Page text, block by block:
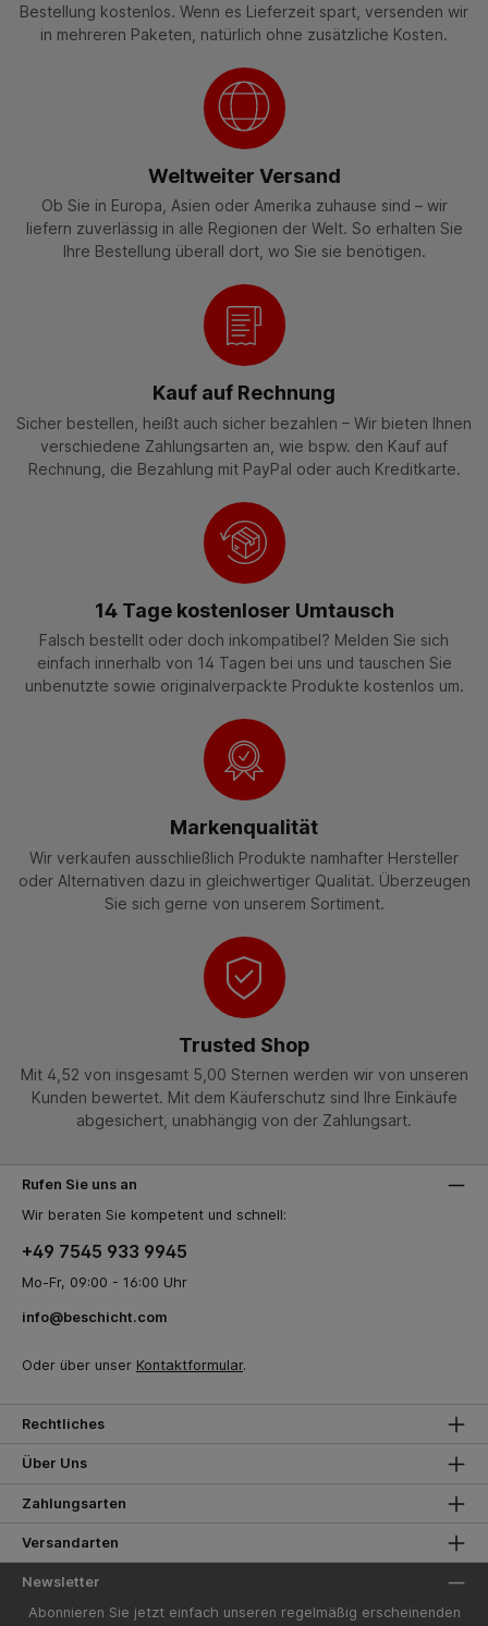
Bestellung kostenlos. Wenn es Lieferzeit spart, versenden wir
in mehreren Paketen, natürlich ohne zusätzliche Kosten.
Weltweiter Versand
Ob Sie in Europa, Asien oder Amerika zuhause sind – wir
liefern zuverlässig in alle Regionen der Welt. So erhalten Sie
Ihre Bestellung überall dort, wo Sie sie benötigen.
Kauf auf Rechnung
Sicher bestellen, heißt auch sicher bezahlen – Wir bieten Ihnen
verschiedene Zahlungsarten an, wie bspw. den Kauf auf
Rechnung, die Bezahlung mit PayPal oder auch Kreditkarte.
14 Tage kostenloser Umtausch
Falsch bestellt oder doch inkompatibel? Melden Sie sich
einfach innerhalb von 14 Tagen bei uns und tauschen Sie
unbenutzte sowie originalverpackte Produkte kostenlos um.
Markenqualität
Wir verkaufen ausschließlich Produkte namhafter Hersteller
oder Alternativen dazu in gleichwertiger Qualität. Überzeugen
Sie sich gerne von unserem Sortiment.
Trusted Shop
Mit 4,52 von insgesamt 5,00 Sternen werden wir von unseren
Kunden bewertet. Mit dem Käuferschutz sind Ihre Einkäufe
abgesichert, unabhängig von der Zahlungsart.
Rufen Sie uns an
Wir beraten Sie kompetent und schnell:
+49 7545 933 9945
Mo-Fr, 09:00 - 16:00 Uhr
info@beschicht.com
Oder über unser Kontaktformular.
Rechtliches
Über Uns
Zahlungsarten
Versandarten
Newsletter
Abonnieren Sie jetzt einfach unseren regelmäßig erscheinenden